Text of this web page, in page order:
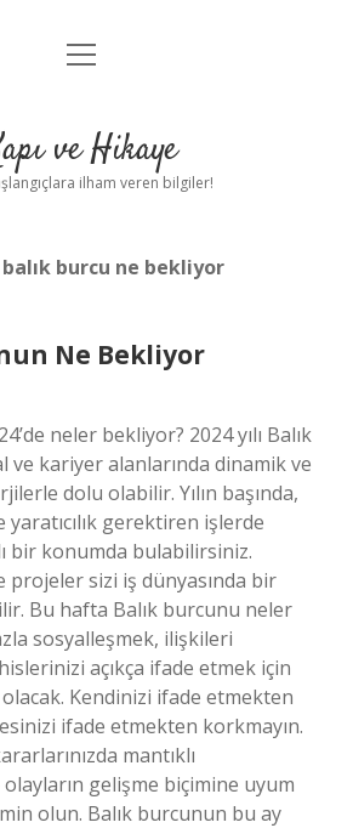
Anasayfa
Yasal Uyarı
menüyü
ve Hikaye
ilham veren bilgiler!
burcu ne bekliyor
Ne Bekliyor
neler bekliyor? 2024 yılı Balık
ve kariyer alanlarında dinamik ve
dolu olabilir. Yılın başında,
gerektiren işlerde
bir konumda bulabilirsiniz.
projeler sizi iş dünyasında bir
Bu hafta Balık burcunu neler
sosyalleşmek, ilişkileri
açıkça ifade etmek için
Kendinizi ifade etmekten
ifade etmekten korkmayın.
mantıklı
gelişme biçimine uyum
olun. Balık burcunun bu ay